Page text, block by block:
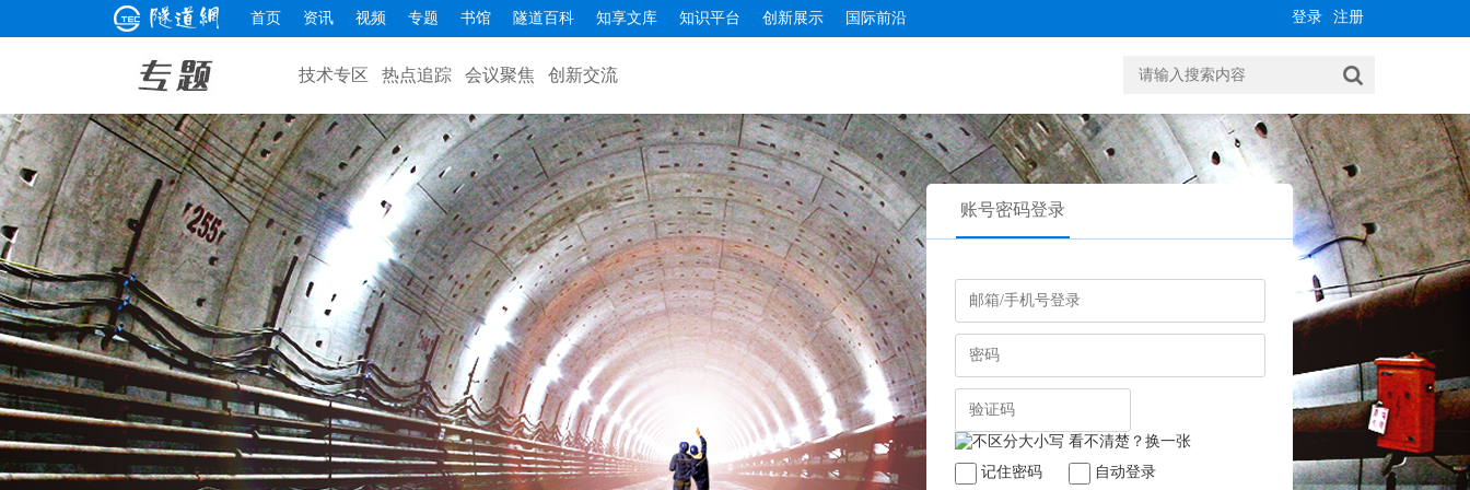
首页 资讯 视频 专题 书馆 隧道百科 知享文库 知识平台 创新展示 国际前沿 注册
登录
技术专区 热点追踪 会议聚焦 创新交流
账号密码登录
记住密码 自动登录